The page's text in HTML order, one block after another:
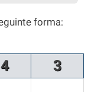
forma:
4 3